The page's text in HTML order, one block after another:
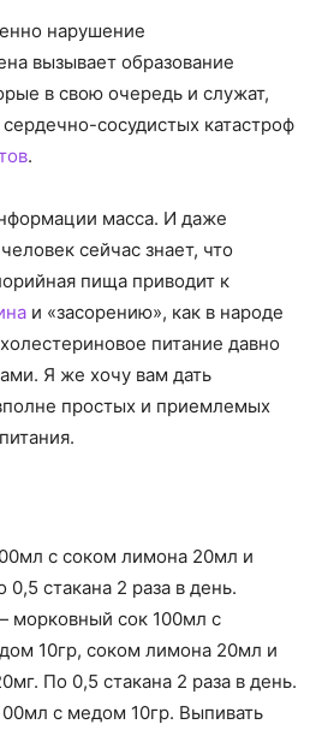
нарушение
вызывает образование
в свою очередь и служат,
сосудистых катастроф
.
масса. И даже
сейчас знает, что
пища приводит к
и «засорению», как в народе
питание давно
Я же хочу вам дать
простых и приемлемых
с соком лимона 20мл и
стакана 2 раза в день.
морковный сок 100мл с
10гр, соком лимона 20мл и
По 0,5 стакана 2 раза в день.
с медом 10гр. Выпивать